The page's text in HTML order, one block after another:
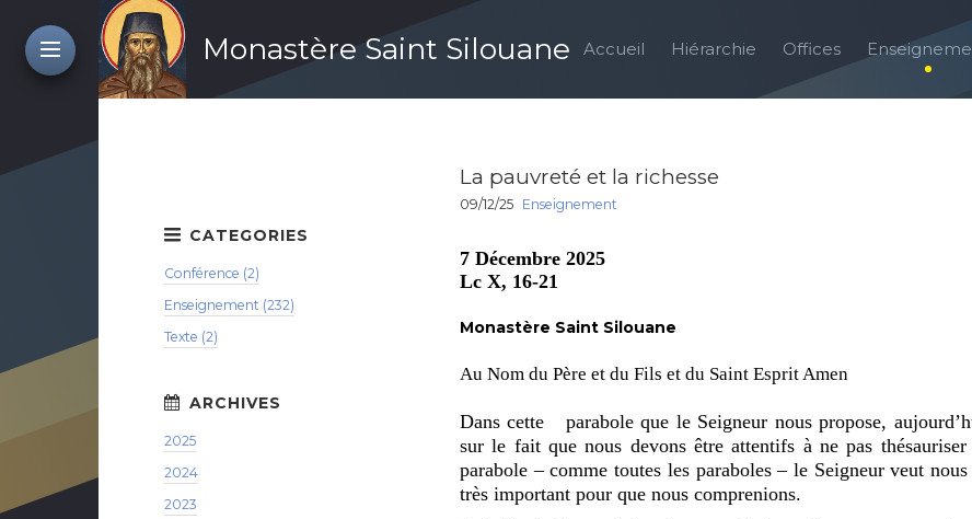
Monastère Saint Silouane Accueil Hiérarchie Offices
La pauvreté et la richesse
09/12/25 Enseignement
7 Décembre 2025
Lc X, 16-21
Monastère Saint Silouane
Au Nom du Père et du Fils et du Saint Esprit Amen
Dans cette parabole que le Seigneur nous propose,
sur le fait que nous devons être attentifs à ne pas
parabole – comme toutes les paraboles – le Seigneur veut
très important pour que nous comprenions.
Conférence (2)
Enseignement (232)
Texte (2)
2025
2024
2023